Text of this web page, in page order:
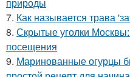
7. Как называется трава
8. Скрытые уголки
посещения
9. Маринованные огурцы